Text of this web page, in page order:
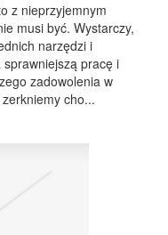
z nieprzyjemnym
musi być. Wystarczy,
narzędzi i
pracę i
zadowolenia w
cho...